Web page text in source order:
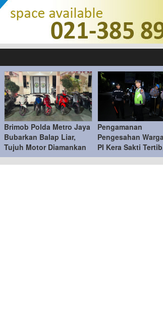
Brimob Polda Metro Jaya
Bubarkan Balap Liar,
Tujuh Motor Diamankan
di Duren Sawit
Pengamanan
Pengesahan
PI Kera Sakti
Kapolres Ngawi
Terima Kasih